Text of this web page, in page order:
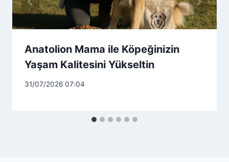
Anatolion Mama ile Köpeğinizin
Yaşam Kalitesini Yükseltin
31/07/2026 07:04